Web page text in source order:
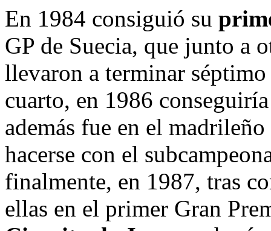
En 1984 consiguió su
GP de Suecia, que junto a
llevaron a terminar
cuarto, en 1986
además fue en el madrileño
hacerse con el
finalmente, en 1987, tras
ellas en el primer Gran